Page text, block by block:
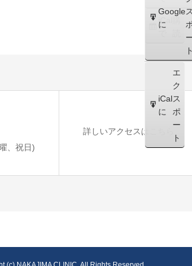
iCal
Google
に
ス
ト
iCal
に
エ
ク
ス
ポ
ー
ト
、祝日)
詳しいアクセスはこちら